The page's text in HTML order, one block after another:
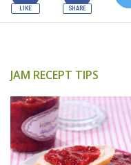
JAM RECEPT TIPS